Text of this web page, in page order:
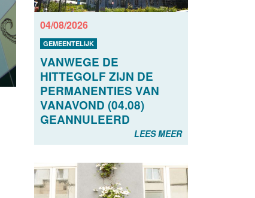
04/08/2026
GEMEENTELIJK
VANWEGE DE
HITTEGOLF ZIJN DE
PERMANENTIES VAN
VANAVOND (04.08)
GEANNULEERD
LEES MEER